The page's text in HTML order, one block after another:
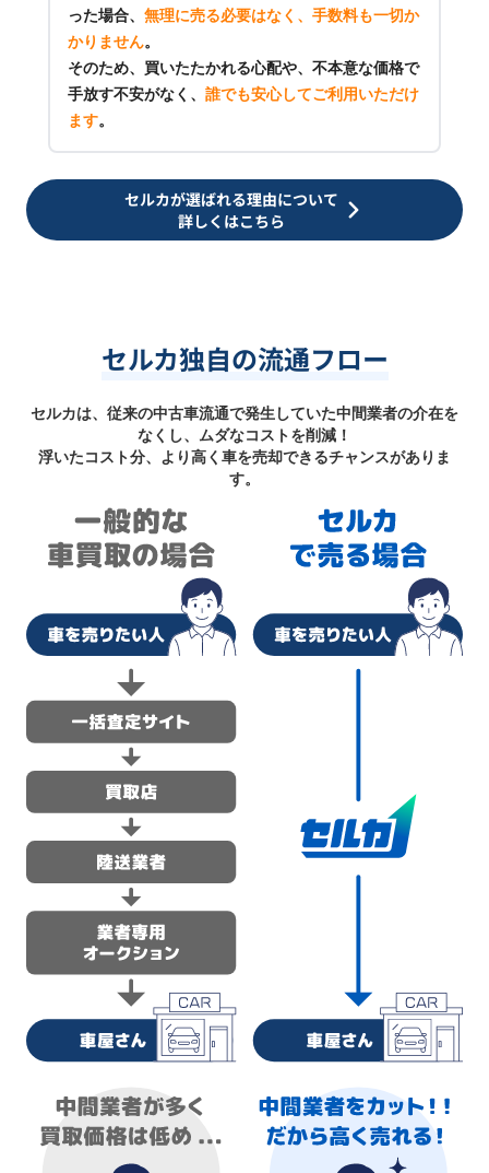
った場合、 無理に売る必要はなく、手数料も一切か
かりません。
そのため、買いたたかれる心配や、不本意な価格で
手放す不安がなく、 誰でも安心してご利用いただけ
ます。
セルカが選ばれる理由について
詳しくはこちら
セルカ独自の流通フロー
セルカは、従来の中古車流通で発生していた中間業者の介在を
なくし、ムダなコストを削減！
浮いたコスト分、より高く車を売却できるチャンスがありま
す。